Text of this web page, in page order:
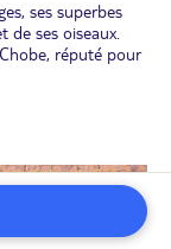
ses superbes
de ses oiseaux.
réputé pour
au
pour observer